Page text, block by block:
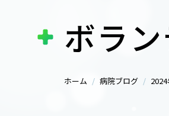
ボラ
ホーム 病院ブログ